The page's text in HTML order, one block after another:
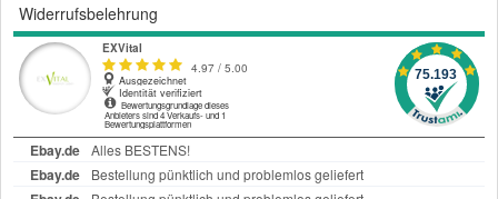
Widerrufsbelehrung